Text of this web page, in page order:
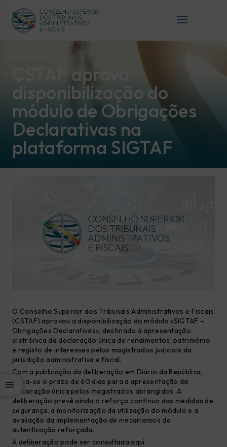
CSTAF aprova
disponibilização do
módulo de Obrigações
Declarativas na
plataforma SIGTAF
O Conselho Superior dos Tribunais Administrativos e Fiscais
(CSTAF) aprovou a disponibilização do módulo «SIGTAF –
Obrigações Declarativas», destinado à apresentação
eletrónica da declaração única de rendimentos, património
e registo de interesses pelos magistrados judiciais da
jurisdição administrativa e fiscal.
Com a publicação da deliberação em Diário da República,
inicia-se o prazo de 60 dias para a apresentação da
declaração única pelos magistrados abrangidos. A
deliberação prevê ainda o reforço contínuo das medidas de
segurança, a monitorização da utilização do módulo e a
avaliação da implementação de mecanismos de
autenticação reforçada.
A deliberação pode ser consultada aqui.